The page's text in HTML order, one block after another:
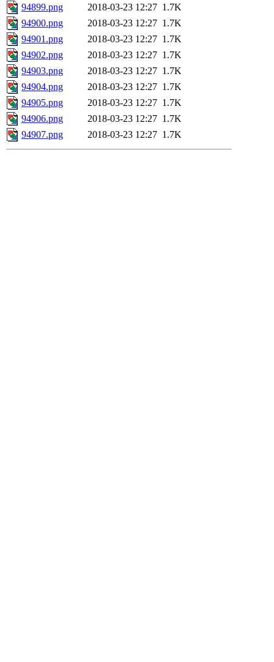
94899.png
2018-03-23 12:27 1.7K
94900.png
2018-03-23 12:27 1.7K
94901.png
2018-03-23 12:27 1.7K
94902.png
2018-03-23 12:27 1.7K
94903.png
2018-03-23 12:27 1.7K
94904.png
2018-03-23 12:27 1.7K
94905.png
2018-03-23 12:27 1.7K
94906.png
2018-03-23 12:27 1.7K
94907.png
2018-03-23 12:27 1.7K